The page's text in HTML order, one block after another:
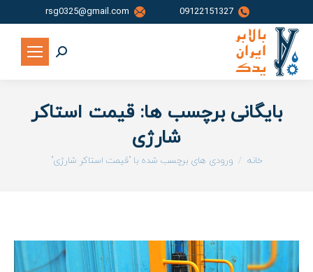
09122151327
rsg0325@gmail.com
جستجو:
بایگانی برچسب ها: قیمت استاکر
شارژی
شما اینجا هستید:
خانه ورودی های برچسب شده با "قیمت استاکر شارژی"